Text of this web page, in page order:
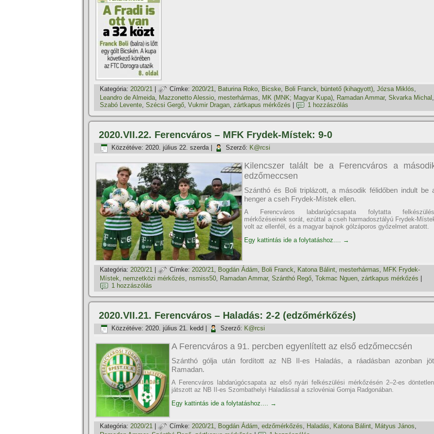
Kategória: 2020/21 Címke: 2020/21, Baturina Roko, Bicske, Boli Franck, büntető (kihagyott), Józsa Miklós,
Leandro de Almeida, Mazzonetto Alessio, mesterhármas, MK (MNK; Magyar Kupa), Ramadan Ammar, Skvarka Michal ,
Szabó Levente, Szécsi Gergő, Vukmir Dragan, zártkapus mérkőzés 1 hozzászólás
2020.VII.22. Ferencváros – MFK Frydek-Místek: 9-0
Közzétéve: 2020. július 22. szerda| Szerző: K@rcsi
Kilencszer talált be a Ferencváros a
edzőmeccsen
Szánthó és Boli triplázott, a második félidőben indult be
henger a cseh Frydek-Místek ellen.
A Ferencváros labdarúgócsapata folytatta
mérkőzéseinek sorát, ezúttal a cseh harmadosztályú Frydek-
volt az ellenfél, és a magyar bajnok gólzáporos győzelmet aratott.
Egy kattintás ide a folytatáshoz.... →
Kategória: 2020/21 Címke: 2020/21, Bogdán Ádám, Boli Franck, Katona Bálint, mesterhármas, MFK Frydek-
Místek, nemzetközi mérkőzés, nsmiss50, Ramadan Ammar, Szánthó Regő, Tokmac Nguen, zártkapus mérkőzés
1 hozzászólás
2020.VII.21. Ferencváros – Haladás: 2-2 (edzőmérkőzés)
Közzétéve: 2020. július 21. kedd Szerző: K@rcsi
A Ferencváros a 91. percben egyenlített az első edzőmeccsén
Szánthó gólja után fordított az NB II-es Haladás, a ráadásban azonban
Ramadan.
A Ferencváros labdarúgócsapata az első nyári felkészülési mérkőzésén 2–2-es
játszott az NB II-es Szombathelyi Haladással a szlovéniai Gornja Radgonában.
Egy kattintás ide a folytatáshoz.... →
Kategória: 2020/21 Címke: 2020/21, Bogdán Ádám, edzőmérkőzés, Haladás, Katona Bálint, Mátyus János,